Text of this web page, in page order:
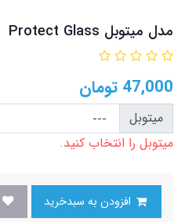
مدل میتوبل Protect Glass
47,000 تومان
میتوبل
میتوبل را انتخاب کنید.